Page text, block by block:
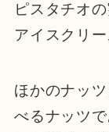
ピスタチオ
アイスクリ
ほかのナッ
べるナッツで